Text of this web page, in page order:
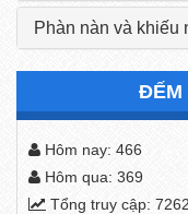
Phàn nàn và khiếu
ĐẾM
Hôm nay: 466
Hôm qua: 369